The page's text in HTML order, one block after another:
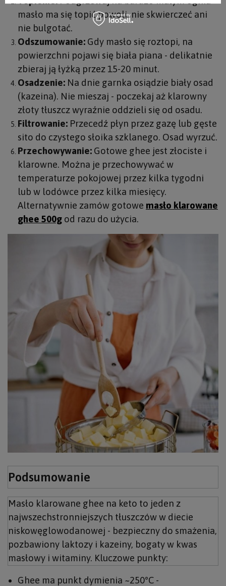
masło ma się topić powoli, nie skwierczeć ani
nie bulgotać.
Odszumowanie: Gdy masło się roztopi, na
powierzchni pojawi się biała piana - delikatnie
zbieraj ją łyżką przez 15-20 minut.
Osadzenie: Na dnie garnka osiądzie biały osad
(kazeina). Nie mieszaj - poczekaj aż klarowny
złoty tłuszcz wyraźnie oddzieli się od osadu.
Filtrowanie: Przecedź płyn przez gazę lub gęste
sito do czystego słoika szklanego. Osad wyrzuć.
Przechowywanie: Gotowe ghee jest złociste i
klarowne. Można je przechowywać w
temperaturze pokojowej przez kilka tygodni
lub w lodówce przez kilka miesięcy.
Alternatywnie zamów gotowe masło klarowane
ghee 500g od razu do użycia.
Podsumowanie
Masło klarowane ghee na keto to jeden z
najwszechstronniejszych tłuszczów w diecie
niskowęglowodanowej - bezpieczny do smażenia,
pozbawiony laktozy i kazeiny, bogaty w kwas
masłowy i witaminy. Kluczowe punkty:
Ghee ma punkt dymienia ~250°C -